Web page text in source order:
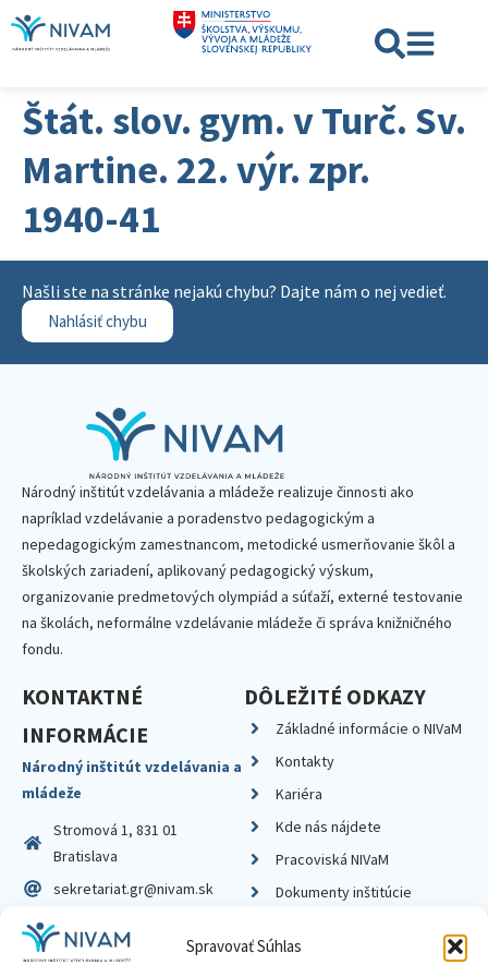
Spravovať Súhlas
Štát. slov. gym. v Turč. Sv.
Martine. 22. výr. zpr.
1940-41
Našli ste na stránke nejakú chybu? Dajte nám o nej vedieť.
Nahlásiť chybu
Národný inštitút vzdelávania a mládeže realizuje činnosti ako
napríklad vzdelávanie a poradenstvo pedagogickým a
nepedagogickým zamestnancom, metodické usmerňovanie škôl a
školských zariadení, aplikovaný pedagogický výskum,
organizovanie predmetových olympiád a súťaží, externé testovanie
na školách, neformálne vzdelávanie mládeže či správa knižničného
fondu.
KONTAKTNÉ
INFORMÁCIE
Národný inštitút vzdelávania a
mládeže
Stromová 1, 831 01
Bratislava
sekretariat.gr@nivam.sk
IČO: 00164348
DIČ: 2020798714
DÔLEŽITÉ ODKAZY
Základné informácie o NIVaM
Kontakty
Kariéra
Kde nás nájdete
Pracoviská NIVaM
Dokumenty inštitúcie